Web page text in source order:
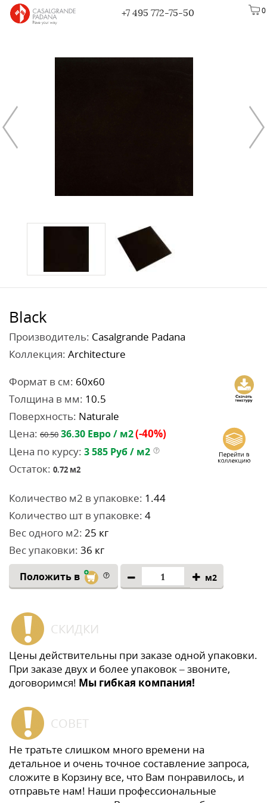
0
+7 495 772-75-50
Black
Производитель: Casalgrande Padana
Коллекция: Architecture
Формат в см: 60x60
Толщина в мм: 10.5
Поверхность: Naturale
Цена: 60.50 36.30 Евро / м2(-40%)
Цена по курсу: 3 585 Руб / м2
Остаток: 0.72 м2
Количество м2 в упаковке: 1.44
Количество шт в упаковке: 4
Вес одного м2: 25 кг
Вес упаковки: 36 кг
Положить в м2
СКИДКИ
Цены действительны при заказе одной упаковки.
При заказе двух и более упаковок – звоните,
договоримся! Мы гибкая компания!
СОВЕТ
Не тратьте слишком много времени на
детальное и очень точное составление запроса,
сложите в Корзину все, что Вам понравилось, и
отправьте нам! Наши профессиональные